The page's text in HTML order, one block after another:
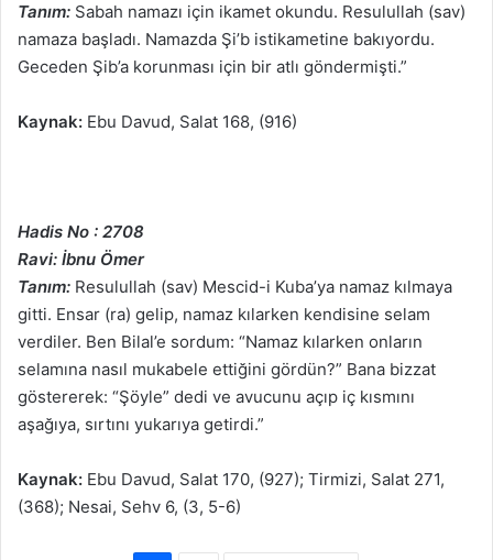
Tanım: Sabah namazı için ikamet okundu. Resulullah (sav)
namaza başladı. Namazda Şi’b istikametine bakıyordu.
Geceden Şib’a korunması için bir atlı göndermişti.”
Kaynak: Ebu Davud, Salat 168, (916)
Hadis No : 2708
Ravi: İbnu Ömer
Tanım: Resulullah (sav) Mescid-i Kuba’ya namaz kılmaya
gitti. Ensar (ra) gelip, namaz kılarken kendisine selam
verdiler. Ben Bilal’e sordum: “Namaz kılarken onların
selamına nasıl mukabele ettiğini gördün?” Bana bizzat
göstererek: “Şöyle” dedi ve avucunu açıp iç kısmını
aşağıya, sırtını yukarıya getirdi.”
Kaynak: Ebu Davud, Salat 170, (927); Tirmizi, Salat 271,
(368); Nesai, Sehv 6, (3, 5-6)